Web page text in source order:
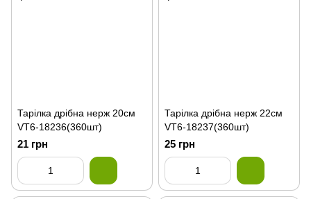
Тарілка дрібна нерж 20см
VT6-18236(360шт)
21 грн
Тарілка дрібна нерж 22см
VT6-18237(360шт)
25 грн